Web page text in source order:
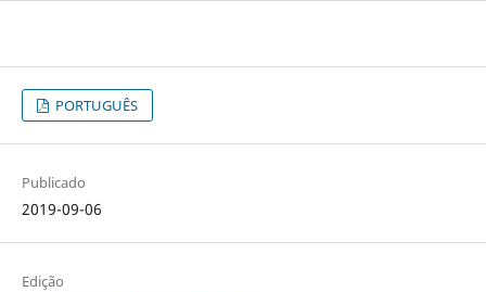
PORTUGUÊS
Publicado
2019-09-06
Edição